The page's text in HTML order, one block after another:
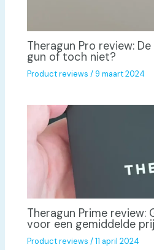
Theragun Pro review:
gun of toch niet?
Product reviews / 9 maart 2024
Theragun Prime review:
voor een gemiddelde
Product reviews /11 april 2024